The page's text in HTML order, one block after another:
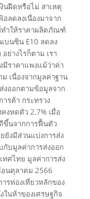
นฝืดหรือไม่ สาเหตุ
ลดลงเนื่องมาจาก
ทำให้ราคาผลิตภัณฑ์
บนซิน E10 ลดลง
ย่างไรก็ตาม เรา
ราคาแพงแม้ว่าค่า
ม เนื่องจากมูลค่าฐาน
งออกตามข้อมูลจาก
รค้า กระทรวง
งหดตัว 2.7% เมื่อ
นจากการฟื้นตัว
ยังมีส่วนแบ่งการส่ง
กับมูลค่าการส่งออก
ศไทย มูลค่าการส่ง
นตุลาคม 2566
รท่องเที่ยวหลักของ
นห้าของเศรษฐกิจ